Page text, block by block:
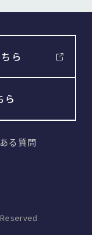
ら
ら
る質問